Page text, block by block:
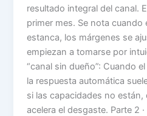
resultado integral del canal.
primer mes. Se nota cuando
estanca, los márgenes se
empiezan a tomarse por
“canal sin dueño”: Cuando
la respuesta automática
si las capacidades no están,
acelera el desgaste. Parte 2